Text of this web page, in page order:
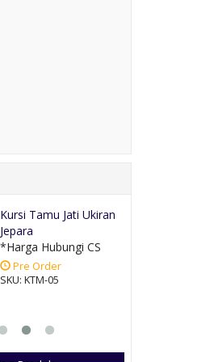
Kursi Tamu Jati Ukiran
Jepara
*Harga Hubungi CS
Pre Order
SKU: KTM-05